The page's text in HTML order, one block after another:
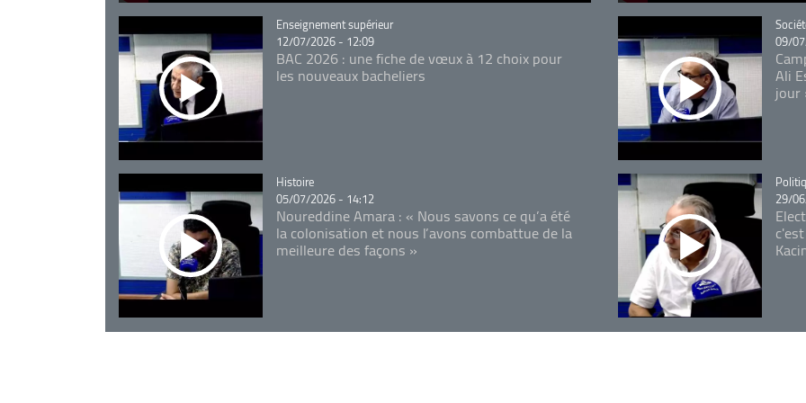
Catégorie
Enseignement supérieur
12/07/2026 - 12:09
BAC 2026 : une fiche de vœux à 12 choix pour
les nouveaux bacheliers
09/
Ali
jour
Catégorie
Histoire
05/07/2026 - 14:12
Noureddine Amara : « Nous savons ce qu’a été
la colonisation et nous l’avons combattue de la
meilleure des façons »
29/